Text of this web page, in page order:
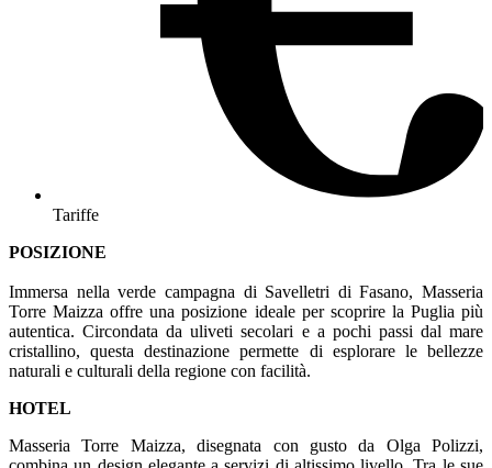
Tariffe
POSIZIONE
Immersa nella verde campagna di Savelletri di Fasano, Masseria
Torre Maizza offre una posizione ideale per scoprire la Puglia più
autentica. Circondata da uliveti secolari e a pochi passi dal mare
cristallino, questa destinazione permette di esplorare le bellezze
naturali e culturali della regione con facilità.
HOTEL
Masseria Torre Maizza, disegnata con gusto da Olga Polizzi,